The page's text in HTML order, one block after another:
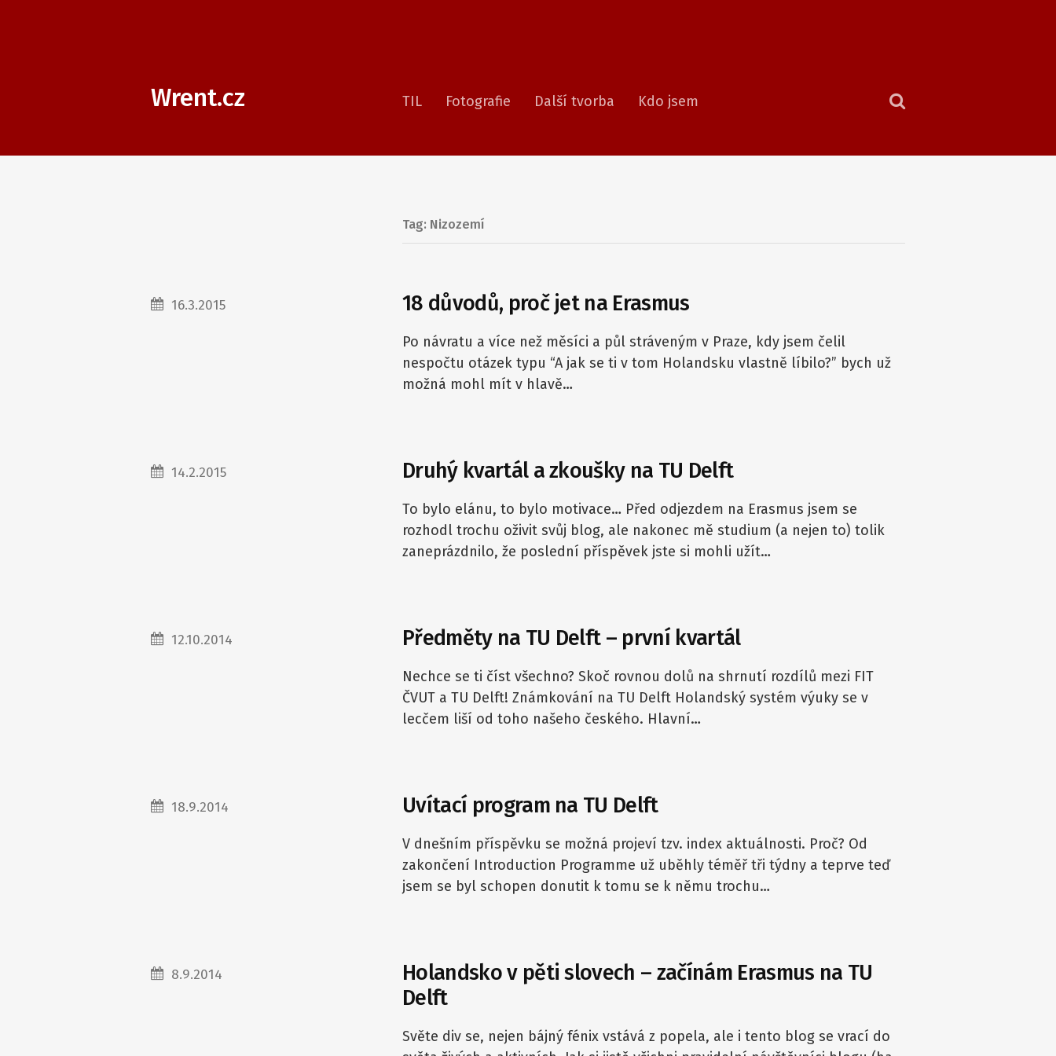
Wrent.cz TIL Fotografie Další tvorba Kdo jsem
Tag: Nizozemí
18 důvodů, proč jet na Erasmus
16.3.2015
Po návratu a více než měsíci a půl stráveným v Praze, kdy jsem čelil
nespočtu otázek typu “A jak se ti v tom Holandsku vlastně líbilo?” bych už
možná mohl mít v hlavě…
Druhý kvartál a zkoušky na TU Delft
14.2.2015
To bylo elánu, to bylo motivace… Před odjezdem na Erasmus jsem se
rozhodl trochu oživit svůj blog, ale nakonec mě studium (a nejen to) tolik
zaneprázdnilo, že poslední příspěvek jste si mohli užít…
Předměty na TU Delft – první kvartál
12.10.2014
Nechce se ti číst všechno? Skoč rovnou dolů na shrnutí rozdílů mezi FIT
ČVUT a TU Delft! Známkování na TU Delft Holandský systém výuky se v
lecčem liší od toho našeho českého. Hlavní…
Uvítací program na TU Delft
18.9.2014
V dnešním příspěvku se možná projeví tzv. index aktuálnosti. Proč? Od
zakončení Introduction Programme už uběhly téměř tři týdny a teprve teď
jsem se byl schopen donutit k tomu se k němu trochu…
Holandsko v pěti slovech – začínám Erasmus na TU
Delft
8.9.2014
Světe div se, nejen bájný fénix vstává z popela, ale i tento blog se vrací do